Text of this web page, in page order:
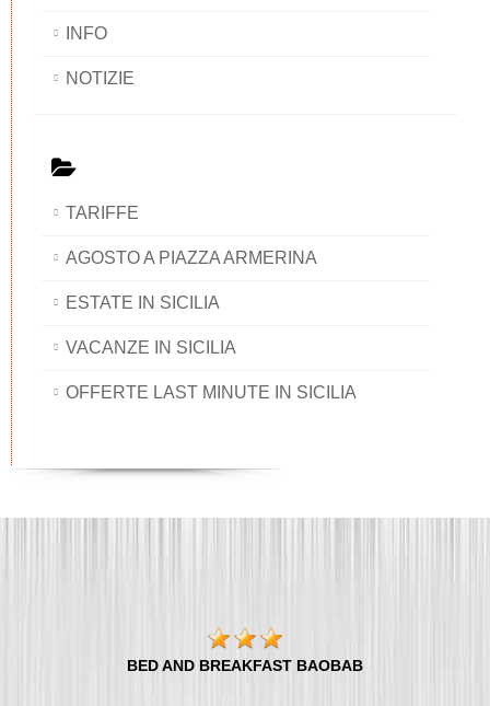
INFO
NOTIZIE
TARIFFE
AGOSTO A PIAZZA ARMERINA
ESTATE IN SICILIA
VACANZE IN SICILIA
OFFERTE LAST MINUTE IN SICILIA
BED AND BREAKFAST BAOBAB